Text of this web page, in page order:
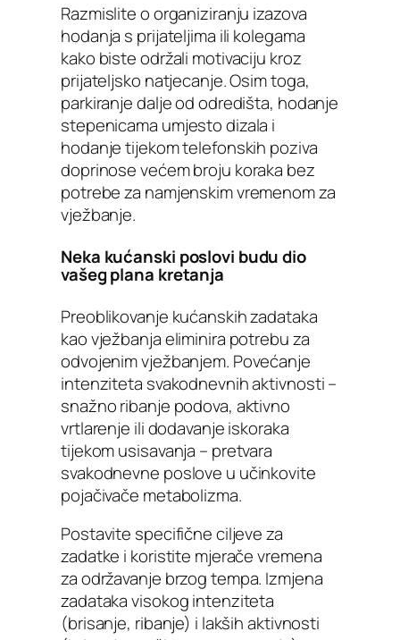
Razmislite o organiziranju izazova
hodanja s prijateljima ili kolegama
kako biste održali motivaciju kroz
prijateljsko natjecanje. Osim toga,
parkiranje dalje od odredišta, hodanje
stepenicama umjesto dizala i
hodanje tijekom telefonskih poziva
doprinose većem broju koraka bez
potrebe za namjenskim vremenom za
vježbanje.
Neka kućanski poslovi budu dio
vašeg plana kretanja
Preoblikovanje kućanskih zadataka
kao vježbanja eliminira potrebu za
odvojenim vježbanjem. Povećanje
intenziteta svakodnevnih aktivnosti –
snažno ribanje podova, aktivno
vrtlarenje ili dodavanje iskoraka
tijekom usisavanja – pretvara
svakodnevne poslove u učinkovite
pojačivače metabolizma.
Postavite specifične ciljeve za
zadatke i koristite mjerače vremena
za održavanje brzog tempa. Izmjena
zadataka visokog intenziteta
(brisanje, ribanje) i lakših aktivnosti